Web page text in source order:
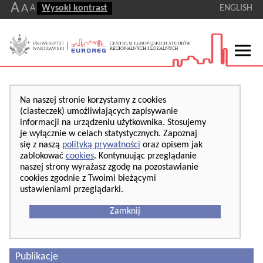
AA A Wysoki kontrast ENGLISH
Na naszej stronie korzystamy z cookies
(ciasteczek) umożliwiających zapisywanie
informacji na urządzeniu użytkownika. Stosujemy
je wyłącznie w celach statystycznych. Zapoznaj
się z naszą polityką prywatności oraz opisem jak
zablokować cookies. Kontynuując przeglądanie
naszej strony wyrażasz zgodę na pozostawianie
cookies zgodnie z Twoimi bieżącymi
ustawieniami przeglądarki.
Zamknij
Publikacje